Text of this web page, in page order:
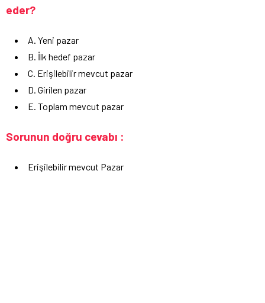
eder?
A. Yeni pazar
B. İlk hedef pazar
C. Erişilebilir mevcut pazar
D. Girilen pazar
E. Toplam mevcut pazar
Sorunun doğru cevabı :
Erişilebilir mevcut Pazar